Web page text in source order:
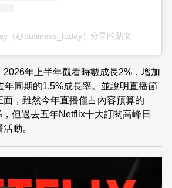
（@business_today）分享的貼文
2026年上半年觀看時數成長2%，增加
年同期的1.5%成長率。並說明直播節
面，雖然今年直播僅占內容預算的
但過去五年Netflix十大訂閱高峰日
動。